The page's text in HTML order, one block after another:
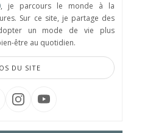
, je parcours le monde à la
Sur ce site, je partage des
un mode de vie plus
être au quotidien.
DU SITE